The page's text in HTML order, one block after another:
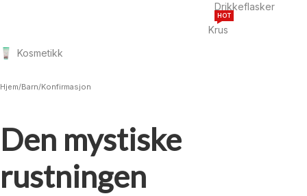
Drikkeflasker
Krus
HOT
Kosmetikk
Hjem/Barn/Konfirmasjon
Den mystiske
rustningen